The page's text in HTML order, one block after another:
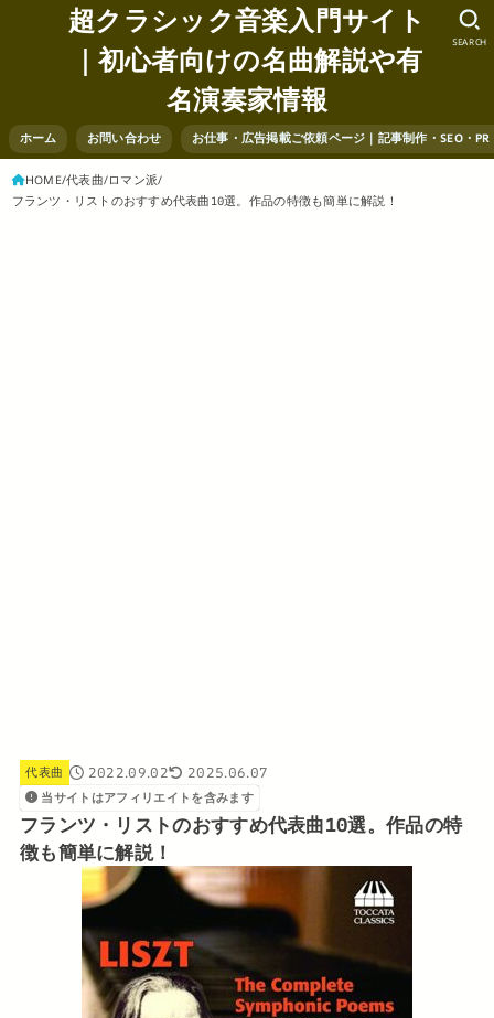
超クラシック音楽入門サイト
｜初心者向けの名曲解説や有
名演奏家情報
ホーム お問い合わせ お仕事・広告掲載ご依頼ページ｜記事制作・SEO・
SEARCH
HOME 代表曲 ロマン派
フランツ・リストのおすすめ代表曲10選。作品の特徴も簡単に解説！
代表曲 2022.09.02 2025.06.07
当サイトはアフィリエイトを含みます
フランツ・リストのおすすめ代表曲10選。作品の特
徴も簡単に解説！